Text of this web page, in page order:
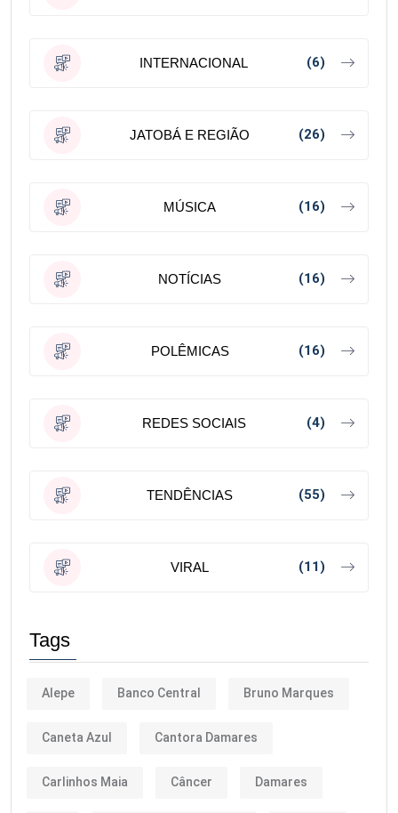
INTERNACIONAL (6)
JATOBÁ E REGIÃO (26)
MÚSICA (16)
NOTÍCIAS (16)
POLÊMICAS (16)
REDES SOCIAIS (4)
TENDÊNCIAS (55)
VIRAL (11)
Tags
Alepe Banco Central Bruno Marques
Caneta Azul Cantora Damares
Carlinhos Maia Câncer Damares